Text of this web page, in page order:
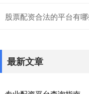
股票配资合法的平台有
最新文章